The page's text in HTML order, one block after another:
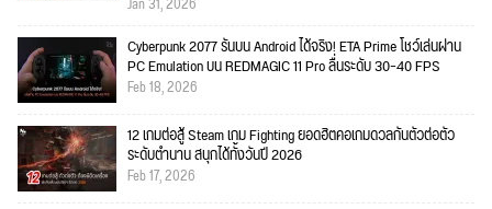
Cyberpunk 2077 รันบน Android ได้จริง! ETA Prime โชว์เล่นผ่าน
PC Emulation บน REDMAGIC 11 Pro ลื่นระดับ 30–40 FPS
Feb 18, 2026
12 เกมต่อสู้ Steam เกม Fighting ยอดฮิตคอเกมดวลกันตัวต่อตัว
ระดับตำนาน สนุกได้ทั้งวันปี 2026
Feb 17, 2026